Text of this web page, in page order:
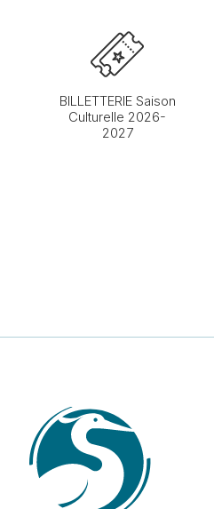
BILLETTERIE Saison
Culturelle 2026-
2027